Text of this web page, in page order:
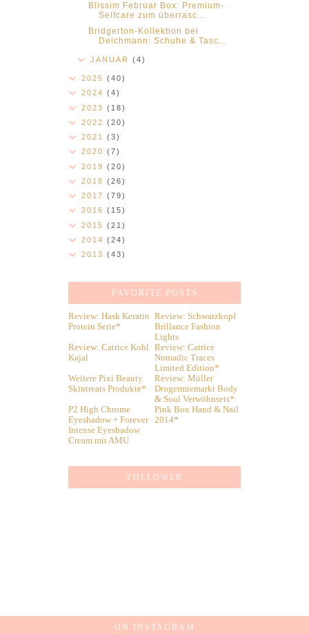
Blissim Februar Box: Premium-
Selfcare zum überrasc...
Bridgerton-Kollektion bei
Deichmann: Schuhe & Tasc...
JANUAR(4)
2025 (40)
2024 (4)
2023 (18)
2022 (20)
2021 (3)
2020 (7)
2019 (20)
2018 (26)
2017 (79)
2016 (15)
2015 (21)
2014 (24)
2013 (43)
FAVORITE POSTS
Review: Hask Keratin
Protein Serie*
Review: Schwarzkopf
Brillance Fashion
Lights
Review: Catrice Kohl
Kajal
Review: Catrice
Nomadic Traces
Limited Edition*
Weitere Pixi Beauty
Skintreats Produkte*
Review: Müller
Drogermiemarkt Body
& Soul Verwöhnsets*
P2 High Chrome
Eyeshadow + Forever
Intense Eyeshadow
Cream mit AMU
Pink Box Hand & Nail
2014*
FOLLOWER
ON INSTAGRAM